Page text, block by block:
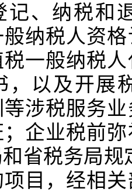
记、纳税和
纳税人资
一般纳税
，以及开展
涉税服务
企业税前
省税务局
目，经相